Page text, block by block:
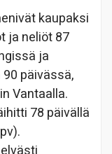
kaupaksi
ja neliöt 87
ja
päivässä,
Vantaalla.
78 päivällä